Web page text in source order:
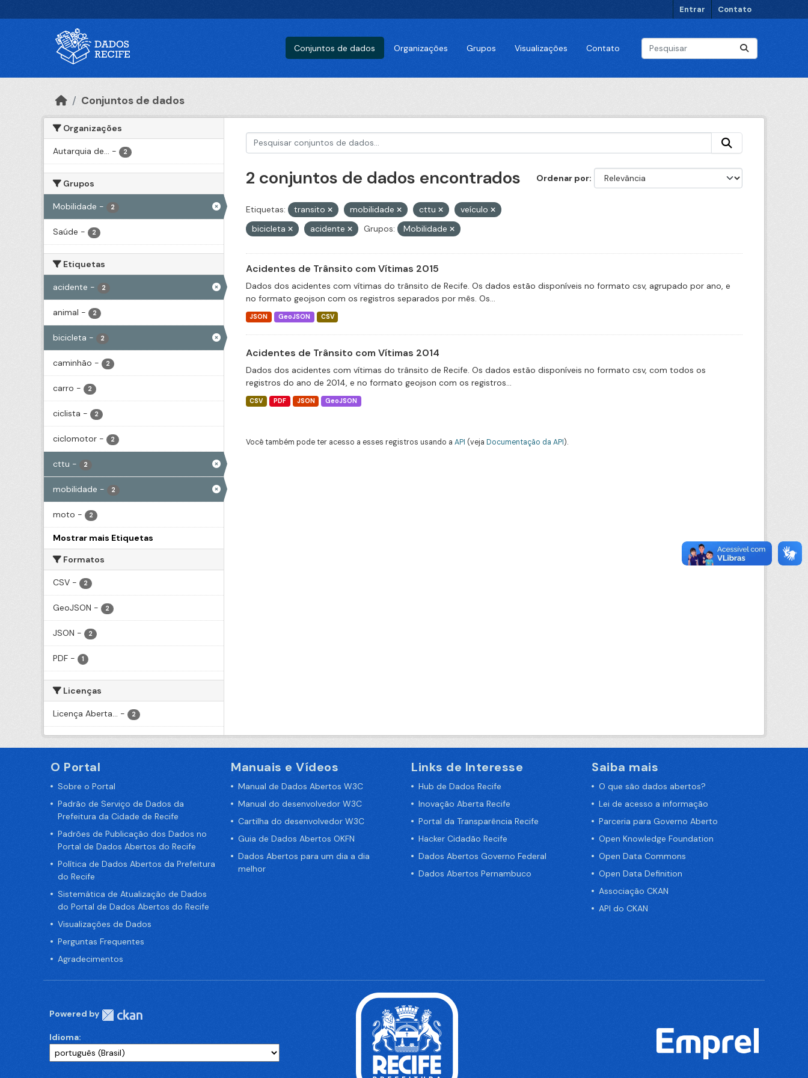
Entrar Contato
Conjuntos de dados Organizações Grupos Visualizações Contato
Conjuntos de dados
Organizações
Autarquia de... - 2
Grupos
Mobilidade - 2
Saúde - 2
Etiquetas
acidente - 2
animal - 2
bicicleta - 2
caminhão - 2
carro - 2
ciclista - 2
ciclomotor - 2
cttu - 2
mobilidade - 2
moto - 2
Mostrar mais Etiquetas
Formatos
CSV - 2
GeoJSON - 2
JSON - 2
PDF - 1
Licenças
Licença Aberta... - 2
Ordenar por
2 conjuntos de dados encontrados
Etiquetas: transito mobilidade cttu
veículo
bicicleta
acidente Grupos: Mobilidade
Acidentes de Trânsito com Vítimas 2015
Dados dos acidentes com vítimas do trânsito de Recife. Os dados estão disponíveis no formato csv, agrupado por ano, e
no formato geojson com os registros separados por mês. Os...
JSON GeoJSON CSV
Acidentes de Trânsito com Vítimas 2014
Dados dos acidentes com vítimas do trânsito de Recife. Os dados estão disponíveis no formato csv, com todos os
registros do ano de 2014, e no formato geojson com os registros...
CSV PDF JSON GeoJSON
Você também pode ter acesso a esses registros usando a API (veja Documentação da API).
O Portal
Sobre o Portal
Padrão de Serviço de Dados da
Prefeitura da Cidade de Recife
Padrões de Publicação dos Dados no
Portal de Dados Abertos do Recife
Política de Dados Abertos da Prefeitura
do Recife
Sistemática de Atualização de Dados
do Portal de Dados Abertos do Recife
Visualizações de Dados
Perguntas Frequentes
Agradecimentos
Manuais e Vídeos
Manual de Dados Abertos W3C
Manual do desenvolvedor W3C
Cartilha do desenvolvedor W3C
Guia de Dados Abertos OKFN
Dados Abertos para um dia a dia
melhor
Links de Interesse
Hub de Dados Recife
Inovação Aberta Recife
Portal da Transparência Recife
Hacker Cidadão Recife
Dados Abertos Governo Federal
Dados Abertos Pernambuco
Saiba mais
O que são dados abertos?
Lei de acesso a informação
Parceria para Governo Aberto
Open Knowledge Foundation
Open Data Commons
Open Data Definition
Associação CKAN
API do CKAN
Powered by
Idioma